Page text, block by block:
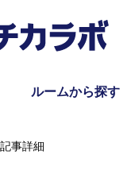
ルームから探す
記事詳細